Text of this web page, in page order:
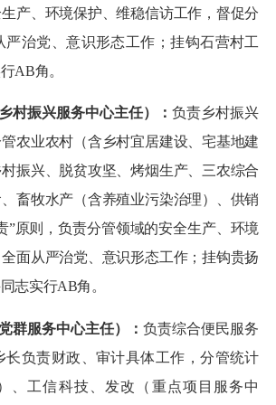
产、环境保护、维稳信访工作 ，督促分
严治党 、意识形态工作；挂钩石营村工
AB角。
乡村振兴服务中心主任）：负责乡村振兴
农业农村（含乡村宜居建设、宅基地建
振兴、脱贫攻坚、烤烟生产、三农综合
畜牧水产（含养殖业污染治理）、 供销
”原则，负责分管领域的安全生产、环境
面从严治党 、意识形态工作；挂钩贵扬
同志实行AB角。
党群服务中心主任）：负责综合便民服务
长负责财政、审计具体工作，分管统计
、工信科技、发改（重点项目服务中